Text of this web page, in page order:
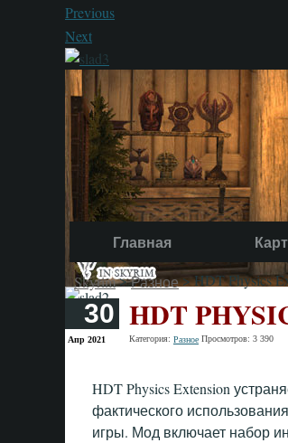
Previous
Next
Главная
Skyrim>Разное> HDT Physics
30
Апр 2021
HDT
Категория: Разное Просмотров: 3 390
HDT Physics Extension
фактического
игры. Мод включает набор